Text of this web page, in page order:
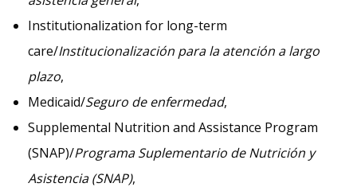
Institutionalization for long-term
care/Institucionalización para la atención a largo
plazo,
Medicaid/Seguro de enfermedad,
Supplemental Nutrition and Assistance Program
(SNAP)/Programa Suplementario de Nutrición y
Asistencia (SNAP),